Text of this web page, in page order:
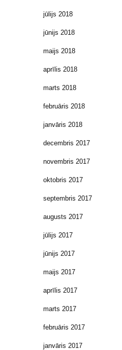
jūlijs 2018
jūnijs 2018
maijs 2018
aprīlis 2018
marts 2018
februāris 2018
janvāris 2018
decembris 2017
novembris 2017
oktobris 2017
septembris 2017
augusts 2017
jūlijs 2017
jūnijs 2017
maijs 2017
aprīlis 2017
marts 2017
februāris 2017
janvāris 2017